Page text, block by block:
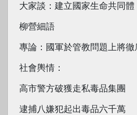
大家談：建立國家生命共同體
柳營細語
專論：國軍於管教問題上將徹
社會輿情：
高市警方破獲走私毒品集團
逮捕八嫌犯起出毒品六千萬